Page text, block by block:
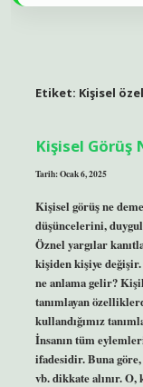
Etiket: Kişisel
Kişisel Görüş
Tarih: Ocak 6, 2025
Kişisel görüş ne
düşüncelerini,
Öznel yargılar
kişiden kişiye
ne anlama gelir?
tanımlayan
kullandığımız
İnsanın tüm
ifadesidir. Buna
vb. dikkate alınır.